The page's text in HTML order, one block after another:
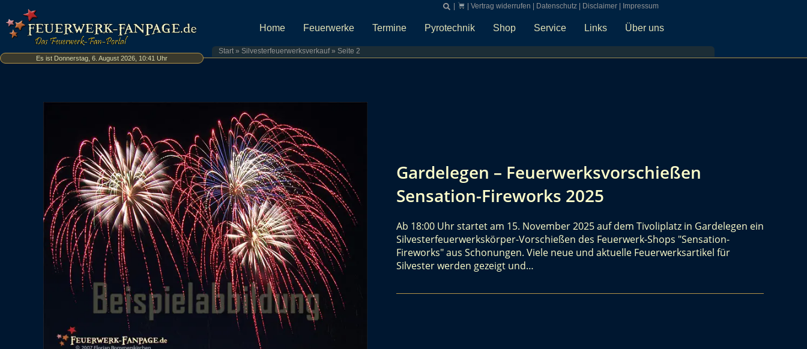
Es ist Donnerstag, 6. August 2026, 10:41 Uhr
Vertrag widerrufen Datenschutz| Disclaimer| Impressum
Home Feuerwerke Termine Pyrotechnik Shop Service Links Über uns
Start» Silvesterfeuerwerksverkauf» Seite 2
Gardelegen – Feuerwerksvorschießen
Sensation-Fireworks 2025
Ab 18:00 Uhr startet am 15. November 2025 auf dem Tivoliplatz in Gardelegen ein
Silvesterfeuerwerkskörper-Vorschießen des Feuerwerk-Shops "Sensation-
Fireworks" aus Schonungen. Viele neue und aktuelle Feuerwerksartikel für
Silvester werden gezeigt und…